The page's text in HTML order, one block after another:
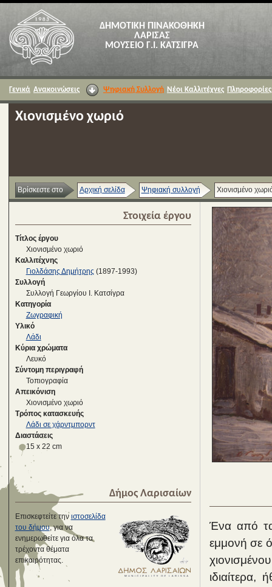
ΔΗΜΟΤΙΚΗ ΠΙΝΑΚΟΘΗΚΗ
ΛΑΡΙΣΑΣ
ΜΟΥΣΕΙΟ Γ.Ι. ΚΑΤΣΙΓΡΑ
Γενικά Ανακοινώσεις Ψηφιακή Συλλογή Νέοι Καλλιτέχνες Πληροφορίες
Χιονισμένο χωριό
Βρίσκεστε στο Αρχική σελίδα Ψηφιακή συλλογή Χιονισμένο
Στοιχεία έργου
Τίτλος έργου
Χιονισμένο χωριό
Καλλιτέχνης
Γιολδάσης Δημήτρης (1897-1993)
Συλλογή
Συλλογή Γεωργίου Ι. Κατσίγρα
Κατηγορία
Ζωγραφική
Υλικό
Λάδι
Κύρια χρώματα
Λευκό
Σύντομη περιγραφή
Τοπιογραφία
Απεικόνιση
Χιονισμένο χωριό
Τρόπος κατασκευής
Λάδι σε χάρντμπορντ
Διαστάσεις
15 x 22 cm
Δήμος Λαρισαίων
Επισκεφτείτε την ιστοσελίδα
του δήμου, για να
ενημερωθείτε για όλα τα
τρέχοντα θέματα
επικαιρότητας.
Ένα από
εμμονή σε